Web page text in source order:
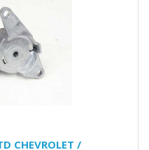
CHEVROLET /